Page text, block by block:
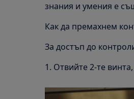
знания и умения е
Как да премахнем
За достъп до
1. Отвийте 2-те